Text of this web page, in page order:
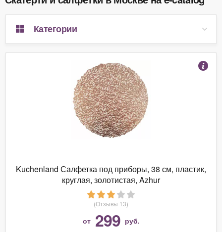
Категории
Kuchenland Салфетка под приборы, 38 см, пластик,
круглая, золотистая, Azhur
(Отзывы 13)
от 299 руб.